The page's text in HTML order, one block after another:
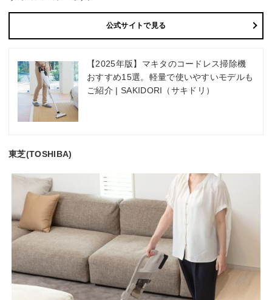
公式サイトで見る
【2025年版】マキタのコードレス掃除機
おすすめ15選。軽量で使いやすいモデルも
ご紹介 | SAKIDORI（サキドリ）
東芝(TOSHIBA)